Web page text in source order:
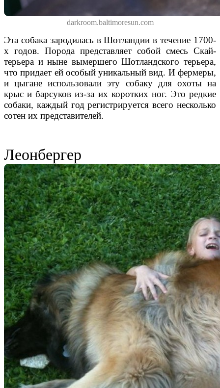
darkroom.baltimoresun.com
Эта собака зародилась в Шотландии в течение 1700-
х годов. Порода представляет собой смесь Скай-
терьера и ныне вымершего Шотландского терьера,
что придает ей особый уникальный вид. И фермеры,
и цыгане использовали эту собаку для охоты на
крыс и барсуков из-за их коротких ног. Это редкие
собаки, каждый год регистрируется всего несколько
сотен их представителей.
Леонбергер